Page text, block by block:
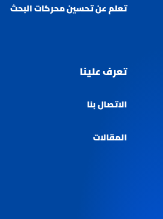
تعلم عن تحسين محركات البحث
تعرف علينا
الاتصال بنا
المقالات